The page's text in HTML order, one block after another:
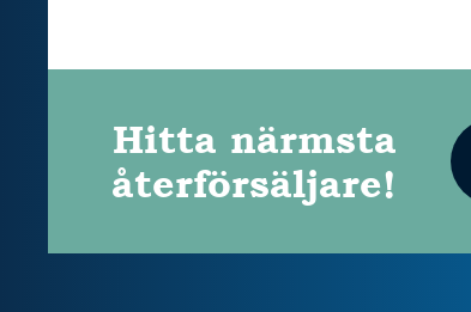
Hitta närmsta
återförsäljare!